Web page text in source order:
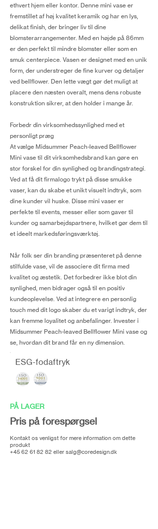
ethvert hjem eller kontor. Denne mini vase er
fremstillet af høj kvalitet keramik og har en lys,
delikat finish, der bringer liv til dine
blomsterarrangementer. Med en højde på 86mm
er den perfekt til mindre blomster eller som en
smuk centerpiece. Vasen er designet med en unik
form, der understreger de fine kurver og detaljer
ved bellflower. Den lette vægt gør det muligt at
placere den næsten overalt, mens dens robuste
konstruktion sikrer, at den holder i mange år.
Forbedr din virksomhedssynlighed med et
personligt præg
At vælge Midsummer Peach-leaved Bellflower
Mini vase til dit virksomhedsbrand kan gøre en
stor forskel for din synlighed og brandingstrategi.
Ved at få dit firmalogo trykt på disse smukke
vaser, kan du skabe et unikt visuelt indtryk, som
dine kunder vil huske. Disse mini vaser er
perfekte til events, messer eller som gaver til
kunder og samarbejdspartnere, hvilket gør dem til
et ideelt markedsføringsværktøj.
Når folk ser din branding præsenteret på denne
stilfulde vase, vil de associere dit firma med
kvalitet og æstetik. Det forbedrer ikke blot din
synlighed, men bidrager også til en positiv
kundeoplevelse. Ved at integrere en personlig
touch med dit logo skaber du et varigt indtryk, der
kan fremme loyalitet og anbefalinger. Invester i
Midsummer Peach-leaved Bellflower Mini vase og
se, hvordan dit brand får en ny dimension.
ESG-fodaftryk
PÅ LAGER
Pris på forespørgsel
Kontakt os venligst for mere information om dette
produkt
+45 62 61 82 82 eller salg@coredesign.dk